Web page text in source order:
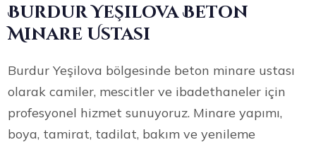
Burdur Yeşilova Beton
Minare Ustası
Burdur Yeşilova bölgesinde beton minare ustası
olarak camiler, mescitler ve ibadethaneler için
profesyonel hizmet sunuyoruz. Minare yapımı,
boya, tamirat, tadilat, bakım ve yenileme